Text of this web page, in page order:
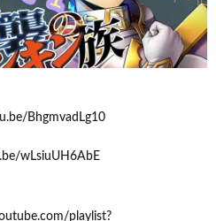
BhgmvadLg10
wLsiuUH6AbE
playlist?